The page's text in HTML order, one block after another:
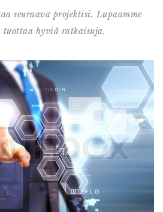
seuraava projektisi. Lupaamme
tuottaa hyviä ratkaisuja.
Ammattitaito
kehittäminen mahdollistaa
korkealaatuiset ratkaisut.